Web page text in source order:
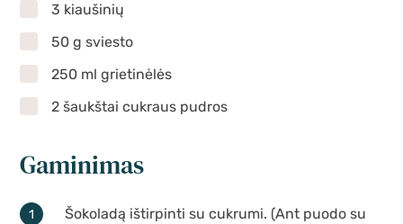
3 kiaušinių
50 g sviesto
250 ml grietinėlės
2 šaukštai cukraus pudros
Gaminimas
Šokoladą ištirpinti su cukrumi. (Ant puodo su